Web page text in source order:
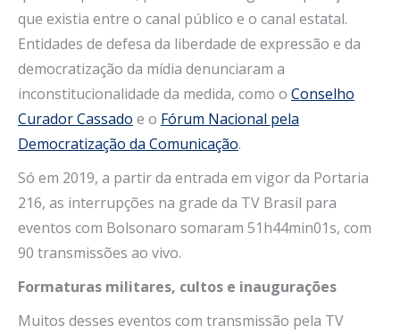
que existia entre o canal público e o canal estatal.
Entidades de defesa da liberdade de expressão e da
democratização da mídia denunciaram a
inconstitucionalidade da medida, como o Conselho
Curador Cassado e o Fórum Nacional pela
Democratização da Comunicação.
Só em 2019, a partir da entrada em vigor da Portaria
216, as interrupções na grade da TV Brasil para
eventos com Bolsonaro somaram 51h44min01s, com
90 transmissões ao vivo.
Formaturas militares, cultos e inaugurações
Muitos desses eventos com transmissão pela TV